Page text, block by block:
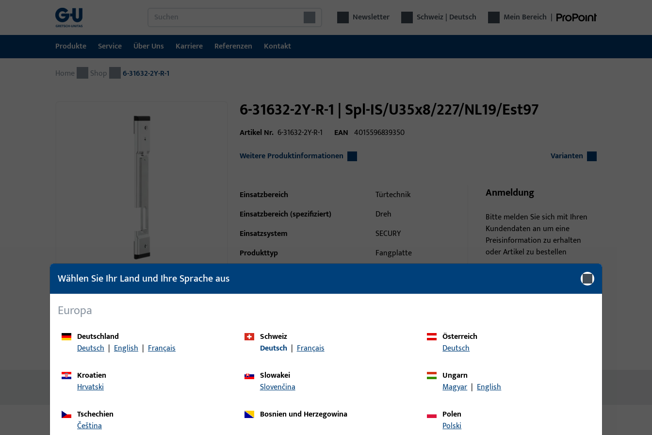
Newsletter Schweiz | Deutsch Mein Bereich |
Produkte
Produkte
Automatische Eingangsysteme
Service
Service
Über Uns
Über Uns
Karriere
Karriere
Referenzen
Referenzen
Kontakt
Kontakt
Home Shop 6-31632-2Y-R-1
6-31632-2Y-R-1 | Spl-IS/U35x8/227/NL19/Est97
Artikel Nr. 6-31632-2Y-R-1 EAN 4015596839350
Weitere Produktinformationen
Varianten
Einsatzbereich
Türtechnik
Einsatzbereich (spezifiziert)
Dreh
Einsatzsystem
SECURY
Produkttyp
Fangplatte
Bruttogewicht
0,2 KG
Mindestbestelleinheit
Anmeldung
Bitte melden Sie sich mit Ihren
Kundendaten an um eine
Preisinformation zu erhalten
oder Artikel zu bestellen
Produktbeschreibung Downloads
Keine Inhalte vorhanden
Wählen Sie Ihr Land und Ihre Sprache aus
Europa
Deutschland
Deutsch | English | Français
Schweiz
Deutsch | Français
Österreich
Deutsch
Kroatien
Hrvatski
Slowakei
Slovenčina
Ungarn
Magyar | English
Tschechien
čeština
Bosnien und Herzegowina
Polen
Polski